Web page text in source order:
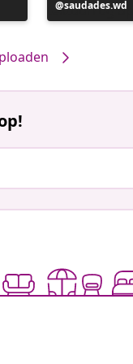
Bericht
gepubliceerd
saudades.wd